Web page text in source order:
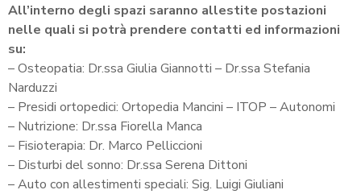
All’interno degli spazi saranno allestite postazioni
nelle quali si potrà prendere contatti ed informazioni
su:
– Osteopatia: Dr.ssa Giulia Giannotti – Dr.ssa Stefania
Narduzzi
– Presidi ortopedici: Ortopedia Mancini – ITOP – Autonomi
– Nutrizione: Dr.ssa Fiorella Manca
– Fisioterapia: Dr. Marco Pelliccioni
– Disturbi del sonno: Dr.ssa Serena Dittoni
– Auto con allestimenti speciali: Sig. Luigi Giuliani